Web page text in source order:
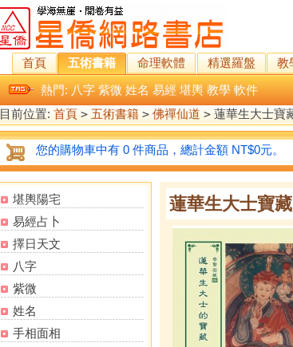
首頁 五術書籍 命理軟體 精選羅盤 教
熱門: 八字 紫微 姓名 易經 堪輿 教學 軟件
目前位置: 首頁 > 五術書籍 > 佛禪仙道 > 蓮華生大士寶
您的購物車中有 0 件商品，總計金額 NT$0元。
堪輿陽宅
易經占卜
擇日天文
八字
紫微
姓名
手相面相
蓮華生大士寶